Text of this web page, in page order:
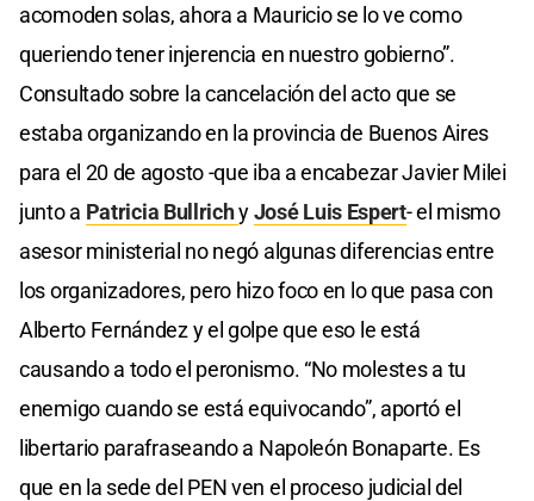
acomoden solas, ahora a Mauricio se lo ve como
queriendo tener injerencia en nuestro gobierno”.
Consultado sobre la cancelación del acto que se
estaba organizando en la provincia de Buenos Aires
para el 20 de agosto -que iba a encabezar Javier Milei
junto a Patricia BullrichyJosé Luis Espert- el mismo
asesor ministerial no negó algunas diferencias entre
los organizadores, pero hizo foco en lo que pasa con
Alberto Fernández y el golpe que eso le está
causando a todo el peronismo. “No molestes a tu
enemigo cuando se está equivocando”, aportó el
libertario parafraseando a Napoleón Bonaparte. Es
que en la sede del PEN ven el proceso judicial del